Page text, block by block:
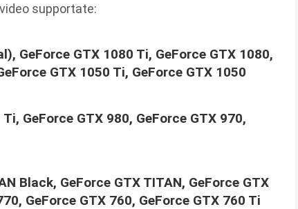
supportate:
GeForce GTX 1080 Ti, GeForce GTX 1080,
GTX 1050 Ti, GeForce GTX 1050
GeForce GTX 980, GeForce GTX 970,
Black, GeForce GTX TITAN, GeForce GTX
GeForce GTX 760, GeForce GTX 760 Ti